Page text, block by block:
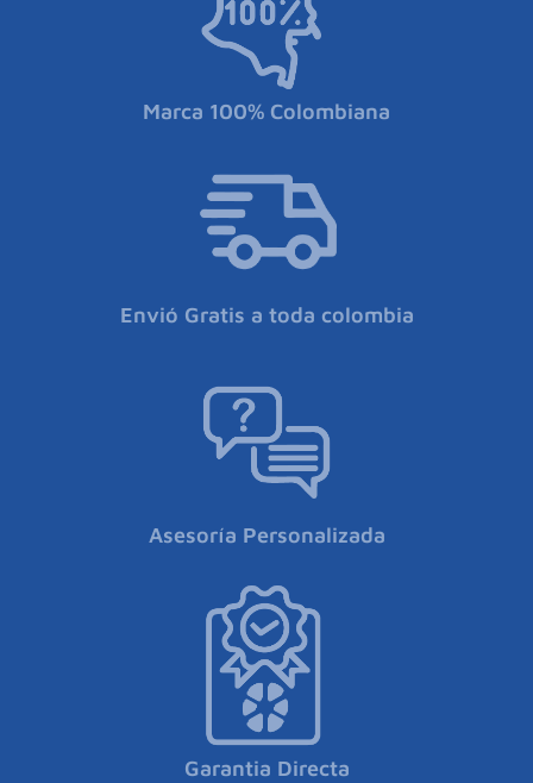
Marca 100% Colombiana
Envió Gratis a toda colombia
Asesoría Personalizada
Garantia Directa